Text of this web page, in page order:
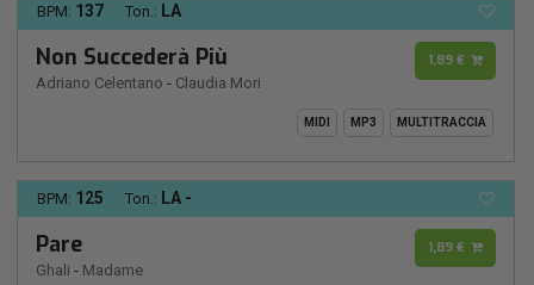
BPM: 137 Ton.: LA
Non Succederà Più
Adriano Celentano - Claudia Mori
1,89 €
MIDI MP3 MULTITRACCIA
BPM: 125 Ton.: LA -
Pare
Ghali - Madame
1,89 €